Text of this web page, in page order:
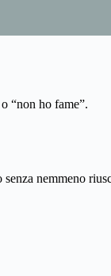
“non ho fame”.
nemmeno